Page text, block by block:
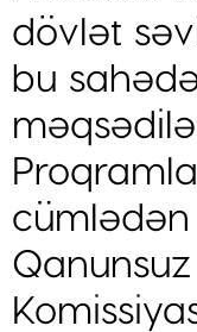
dövlət
bu